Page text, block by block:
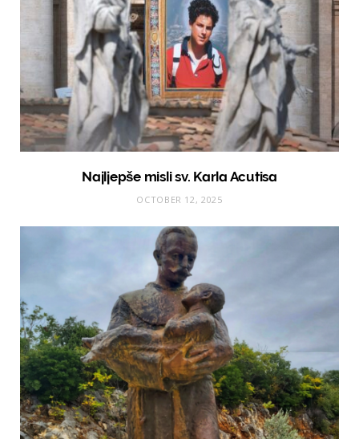
Najljepše misli sv. Karla Acutisa
OCTOBER 12, 2025